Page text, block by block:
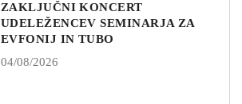
ZAKLJUČNI KONCERT
UDELEŽENCEV SEMINARJA ZA
EVFONIJ IN TUBO
04/08/2026